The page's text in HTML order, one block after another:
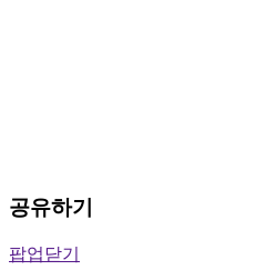
공유하기
팝업닫기